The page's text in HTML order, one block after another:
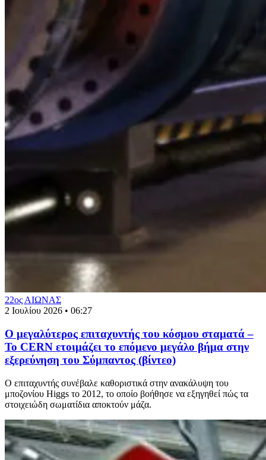
22ος ΑΙΩΝΑΣ
2 Ιουλίου 2026 • 06:27
Ο μεγαλύτερος επιταχυντής του κόσμου σταματά –
Το CERN ετοιμάζει το επόμενο μεγάλο βήμα στην
εξερεύνηση του Σύμπαντος (βίντεο)
Ο επιταχυντής συνέβαλε καθοριστικά στην ανακάλυψη του
μποζονίου Higgs το 2012, το οποίο βοήθησε να εξηγηθεί πώς τα
στοιχειώδη σωματίδια αποκτούν μάζα.